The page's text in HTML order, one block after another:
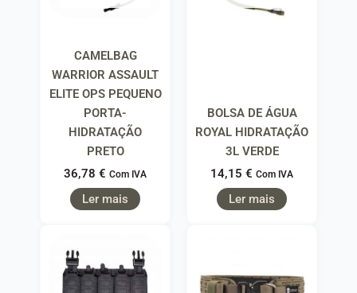
CAMELBAG
WARRIOR ASSAULT
ELITE OPS PEQUENO
PORTA-
HIDRATAÇÃO
PRETO
36,78 € Com IVA
Ler mais
BOLSA DE ÁGUA
ROYAL HIDRATAÇÃO
3L VERDE
14,15 € Com IVA
Ler mais